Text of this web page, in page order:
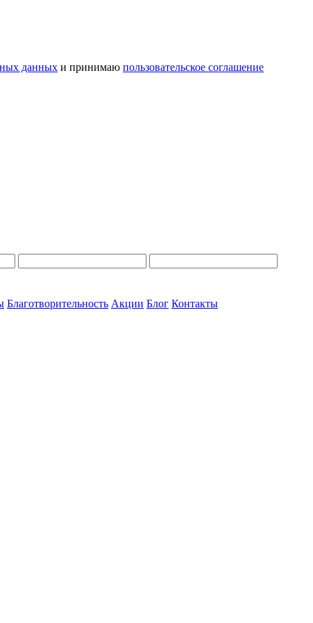
данных и принимаю пользовательское соглашение
Благотворительность Акции Блог Контакты